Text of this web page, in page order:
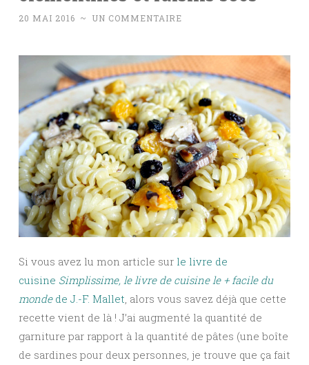
20 MAI 2016 ~ UN COMMENTAIRE
Si vous avez lu mon article sur le livre de
cuisine Simplissime, le livre de cuisine le + facile du
mondede J.-F. Mallet , alors vous savez déjà que cette
recette vient de là ! J’ai augmenté la quantité de
garniture par rapport à la quantité de pâtes (une boîte
de sardines pour deux personnes, je trouve que ça fait